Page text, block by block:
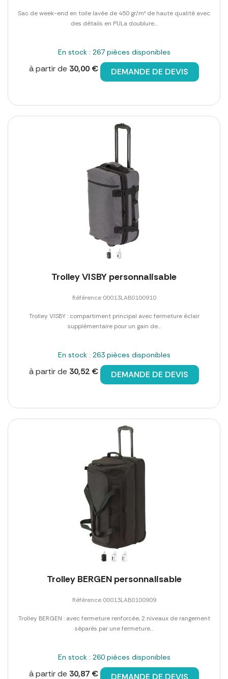
Sac de week-end en toile lavée de 450 gr/m² de haute qualité avec
des détails en PULa doublure...
En stock : 267 pièces disponibles
à partir de 30,00 € DEMANDE DE DEVIS
Trolley VISBY personnalisable
Référence 00013LAB0100910
Trolley VISBY : compartiment principal avec fermeture éclair
supplémentaire pour un gain de...
En stock : 263 pièces disponibles
à partir de 30,52 € DEMANDE DE DEVIS
Trolley BERGEN personnalisable
Référence 00013LAB0100909
Trolley BERGEN : avec fermeture renforcée, 2 niveaux de rangement
séparés par une fermeture...
En stock : 260 pièces disponibles
à partir de 30,87 € DEMANDE DE DEVIS